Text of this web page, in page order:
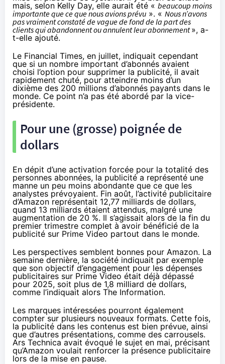
mais, selon Kelly Day, elle aurait été « beaucoup moins
importante que ce que nous avions prévu ». « Nous n’avons
pas vraiment constaté de vague de fond de la part des
clients qui abandonnent ou annulent leur abonnement», a-
t-elle ajouté.
Le Financial Times, en juillet, indiquait cependant
que si un nombre important d’abonnés avaient
choisi l’option pour supprimer la publicité, il avait
rapidement chuté, pour atteindre moins d’un
dixième des 200 millions d’abonnés payants dans le
monde. Ce point n’a pas été abordé par la vice-
présidente.
Pour une (grosse) poignée de
dollars
En dépit d’une activation forcée pour la totalité des
personnes abonnées, la publicité a représenté une
manne un peu moins abondante que ce que les
analystes prévoyaient. Fin août, l’activité publicitaire
d’Amazon représentait 12,77 milliards de dollars,
quand 13 milliards étaient attendus, malgré une
augmentation de 20 %. Il s’agissait alors de la fin du
premier trimestre complet à avoir bénéficié de la
publicité sur Prime Video partout dans le monde.
Les perspectives semblent bonnes pour Amazon. La
semaine dernière, la société indiquait par exemple
que son objectif d’engagement pour les dépenses
publicitaires sur Prime Video était déjà dépassé
pour 2025, soit plus de 1,8 milliard de dollars,
comme l’indiquait alors The Information.
Les marques intéressées pourront également
compter sur plusieurs nouveaux formats. Cette fois,
la publicité dans les contenus est bien prévue, ainsi
que d’autres présentations, comme des carrousels.
Ars Technicaavait évoqué le sujet en mai, précisant
qu’Amazon voulait renforcer la présence publicitaire
lors de la mise en pause.